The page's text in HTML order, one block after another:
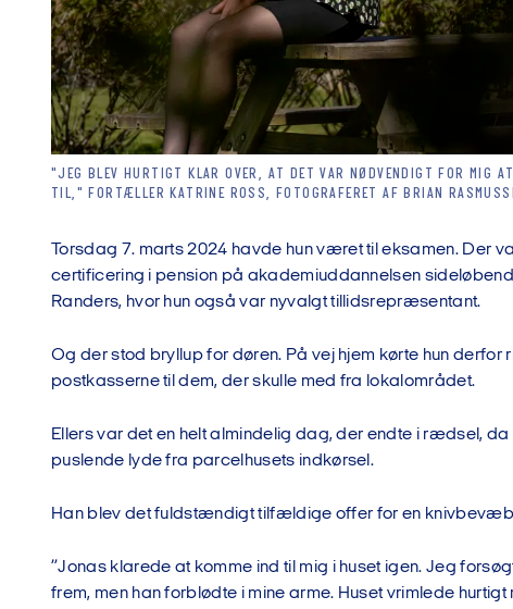
"JEG BLEV HURTIGT KLAR OVER, AT DET VAR NØDVENDIGT FOR MIG
TIL," FORTÆLLER KATRINE ROSS, FOTOGRAFERET AF BRIAN
Torsdag 7. marts 2024 havde hun været til eksamen. Der
certificering i pension på akademiuddannelsen
Randers, hvor hun også var nyvalgt tillidsrepræsentant.
Og der stod bryllup for døren. På vej hjem kørte hun derfor
postkasserne til dem, der skulle med fra lokalområdet.
Ellers var det en helt almindelig dag, der endte i rædsel,
puslende lyde fra parcelhusets indkørsel.
Han blev det fuldstændigt tilfældige offer for en
”Jonas klarede at komme ind til mig i huset igen. Jeg
frem, men han forblødte i mine arme. Huset vrimlede